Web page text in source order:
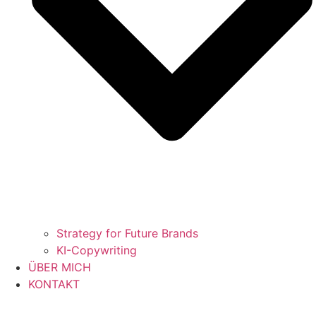
Strategy for Future Brands
KI-Copywriting
ÜBER MICH
KONTAKT